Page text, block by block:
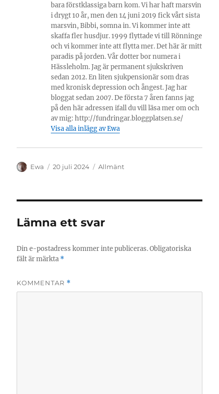
bara förstklassiga barn kom. Vi har haft marsvin
i drygt 10 år, men den 14 juni 2019 fick vårt sista
marsvin, Bibbi, somna in. Vi kommer inte att
skaffa fler husdjur. 1999 flyttade vi till Rönninge
och vi kommer inte att flytta mer. Det här är mitt
paradis på jorden. Vår dotter bor numera i
Hässleholm. Jag är permanent sjukskriven
sedan 2012. En liten sjukpensionär som dras
med kronisk depression och ångest. Jag har
bloggat sedan 2007. De första 7 åren fanns jag
på den här adressen ifall du vill läsa mer om och
av mig: http://fundringar.bloggplatsen.se/
Visa alla inlägg av Ewa
Författare
Ewa
Publicerat
20 juli 2024 Kategorier
Allmänt
Lämna ett svar
Din e-postadress kommer inte publiceras. Obligatoriska
fält är märkta *
KOMMENTAR *